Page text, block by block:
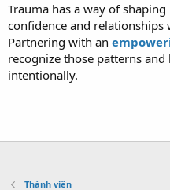
Trauma has a way of
confidence and relationships
Partnering with an
recognize those patterns
intentionally.
Thành viên